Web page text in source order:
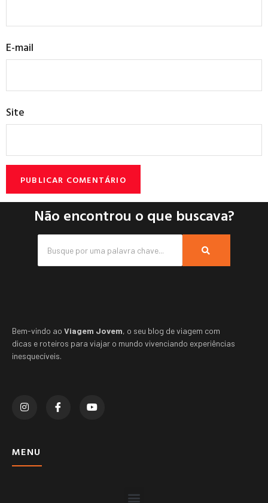
E-mail
Site
Não encontrou o que buscava?
Bem-vindo ao Viagem Jovem, o seu blog de viagem com
dicas e roteiros para viajar o mundo vivenciando experiências
inesquecíveis.
MENU